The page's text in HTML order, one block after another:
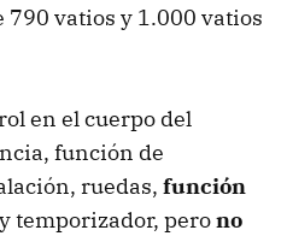
790 vatios y 1.000 vatios
en el cuerpo del
función de
ruedas, función
y temporizador, perono